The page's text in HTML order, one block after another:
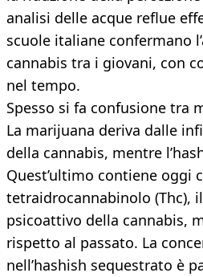
analisi delle acque reflue
scuole italiane confermano
cannabis tra i giovani, con
nel tempo.
Spesso si fa confusione tra
La marijuana deriva dalle
della cannabis, mentre
Quest’ultimo contiene oggi
tetraidrocannabinolo (Thc),
psicoattivo della cannabis,
rispetto al passato. La
nell’hashish sequestrato è